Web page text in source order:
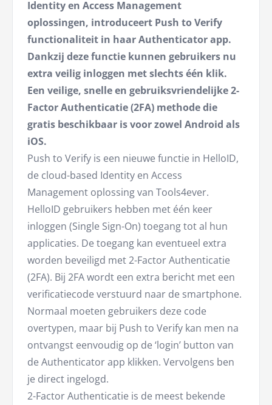
Identity en Access Management
oplossingen, introduceert Push to Verify
functionaliteit in haar Authenticator app.
Dankzij deze functie kunnen gebruikers nu
extra veilig inloggen met slechts één klik.
Een veilige, snelle en gebruiksvriendelijke 2-
Factor Authenticatie (2FA) methode die
gratis beschikbaar is voor zowel Android als
iOS.
Push to Verify is een nieuwe functie in HelloID,
de cloud-based Identity en Access
Management oplossing van Tools4ever.
HelloID gebruikers hebben met één keer
inloggen (Single Sign-On) toegang tot al hun
applicaties. De toegang kan eventueel extra
worden beveiligd met 2-Factor Authenticatie
(2FA). Bij 2FA wordt een extra bericht met een
verificatiecode verstuurd naar de smartphone.
Normaal moeten gebruikers deze code
overtypen, maar bij Push to Verify kan men na
ontvangst eenvoudig op de ‘login’ button van
de Authenticator app klikken. Vervolgens ben
je direct ingelogd.
2-Factor Authenticatie is de meest bekende